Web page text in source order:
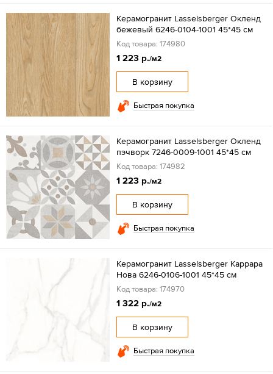
Керамогранит Lasselsberger Окленд
бежевый 6246-0104-1001 45*45 см
Код товара: 174980
1 223 р./м2
В корзину
Быстрая покупка
Керамогранит Lasselsberger Окленд
пэчворк 7246-0009-1001 45*45 см
Код товара: 174982
1 223 р./м2
В корзину
Быстрая покупка
Керамогранит Lasselsberger Каррара
Нова 6246-0106-1001 45*45 см
Код товара: 174970
1 322 р./м2
В корзину
Быстрая покупка